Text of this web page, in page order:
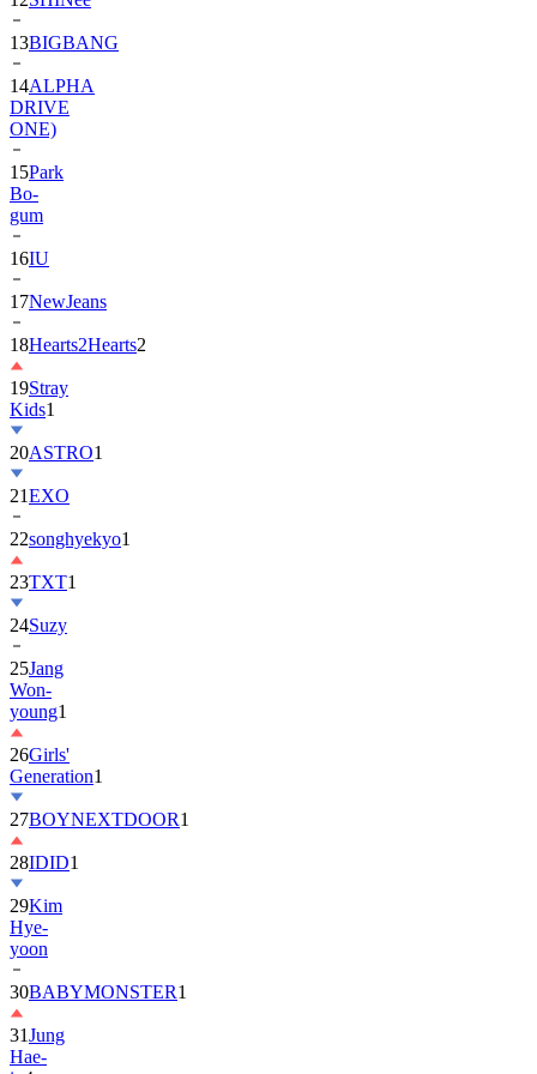
13BIGBANG
14ALPHA
DRIVE
ONE)
15Park
Bo-
gum
16IU
17NewJeans
18Hearts2Hearts2
19Stray
Kids1
20ASTRO1
21EXO
22songhyekyo1
23TXT1
24Suzy
25Jang
Won-
young1
26Girls'
Generation1
27BOYNEXTDOOR1
28IDID1
29Kim
Hye-
yoon
30BABYMONSTER1
31Jung
Hae-